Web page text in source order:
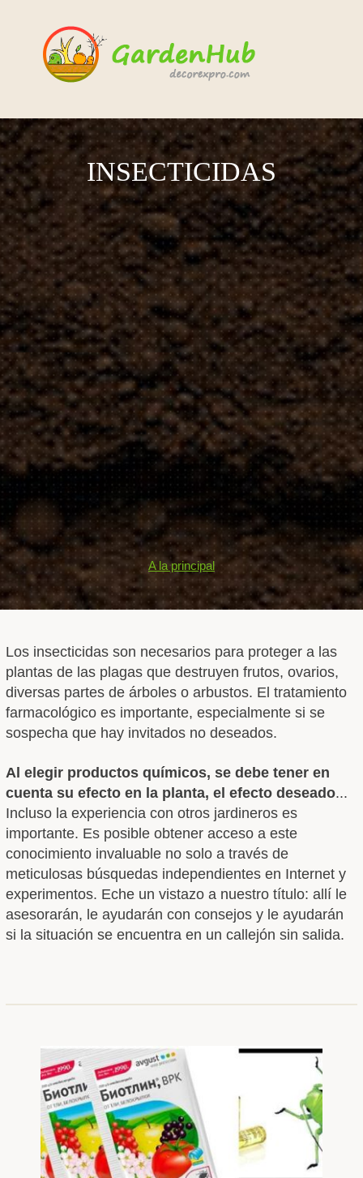
INSECTICIDAS
A la principal
Los insecticidas son necesarios para proteger a las
plantas de las plagas que destruyen frutos, ovarios,
diversas partes de árboles o arbustos. El tratamiento
farmacológico es importante, especialmente si se
sospecha que hay invitados no deseados.
Al elegir productos químicos, se debe tener en
cuenta su efecto en la planta, el efecto deseado...
Incluso la experiencia con otros jardineros es
importante. Es posible obtener acceso a este
conocimiento invaluable no solo a través de
meticulosas búsquedas independientes en Internet y
experimentos. Eche un vistazo a nuestro título: allí le
asesorarán, le ayudarán con consejos y le ayudarán
si la situación se encuentra en un callejón sin salida.